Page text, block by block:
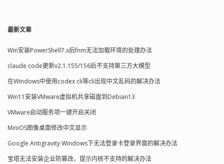
最新文章
Win安装PowerShell7.x后fnm无法加载环境的处理办法
claude code更新v2.1.155/156后不支持第三方大模型
在Windows中使用codex cli等cli出现中文乱码的解决办法
Win11安装VMware虚拟机共享磁盘到Debian13
VMware启动服务项一键开启关闭
MiniOS图像桌面修改中文显示
Google Antigravity Windows下无法登录卡登录界面的解决办法
宝塔无法安装企业防篡改，提示内核不支持的解决办法